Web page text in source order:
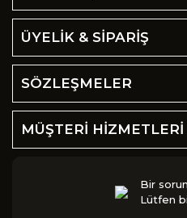
ÜYELİK & SİPARİŞ
SÖZLEŞMELER
MÜŞTERİ HİZMETLERİ
Bir
Lütfen